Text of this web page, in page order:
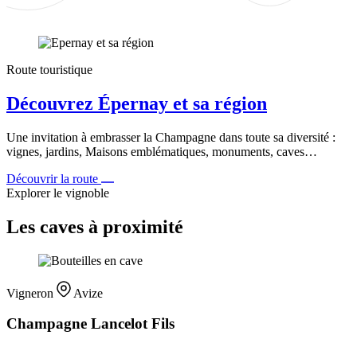
Route touristique
Découvrez Épernay et sa région
Une invitation à embrasser la Champagne dans toute sa diversité :
vignes, jardins, Maisons emblématiques, monuments, caves…
Découvrir la route
Explorer le vignoble
Les caves à proximité
Vigneron Avize
Champagne Lancelot Fils